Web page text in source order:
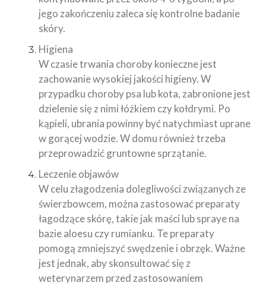
jego zakończeniu zaleca się kontrolne badanie
skóry.
Higiena
W czasie trwania choroby konieczne jest
zachowanie wysokiej jakości higieny. W
przypadku choroby psa lub kota, zabronione jest
dzielenie się z nimi łóżkiem czy kołdrymi. Po
kąpieli, ubrania powinny być natychmiast uprane
w gorącej wodzie. W domu również trzeba
przeprowadzić gruntowne sprzątanie.
Leczenie objawów
W celu złagodzenia dolegliwości związanych ze
świerzbowcem, można zastosować preparaty
łagodzące skórę, takie jak maści lub spraye na
bazie aloesu czy rumianku. Te preparaty
pomogą zmniejszyć swędzenie i obrzęk. Ważne
jest jednak, aby skonsultować się z
weterynarzem przed zastosowaniem